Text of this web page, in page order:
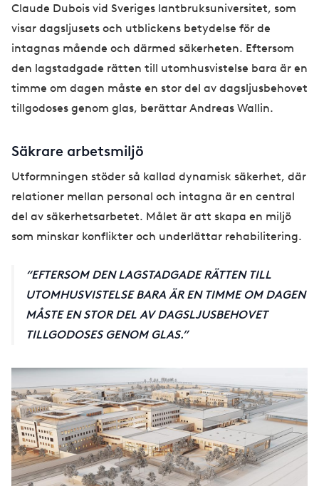
Claude Dubois vid Sveriges lantbruksuniversitet, som
visar dagsljusets och utblickens betydelse för de
intagnas mående och därmed säkerheten. Eftersom
den lagstadgade rätten till utomhusvistelse bara är en
timme om dagen måste en stor del av dagsljusbehovet
tillgodoses genom glas, berättar Andreas Wallin.
Säkrare arbetsmiljö
Utformningen stöder så kallad dynamisk säkerhet, där
relationer mellan personal och intagna är en central
del av säkerhetsarbetet. Målet är att skapa en miljö
som minskar konflikter och underlättar rehabilitering.
EFTERSOM DEN LAGSTADGADE RÄTTEN TILL
UTOMHUSVISTELSE BARA ÄR EN TIMME OM DAGEN
MÅSTE EN STOR DEL AV DAGSLJUSBEHOVET
TILLGODOSES GENOM GLAS.